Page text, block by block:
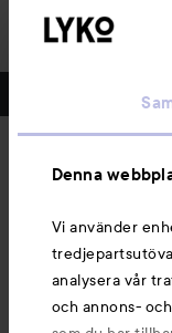
Denna
Vi använder
analysera vår
och annons-